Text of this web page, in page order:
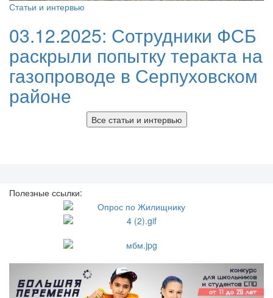
Статьи и интервью
03.12.2025: Сотрудники ФСБ
раскрыли попытку теракта на
газопроводе в Серпуховском
районе
Все статьи и интервью
Полезные ссылки: